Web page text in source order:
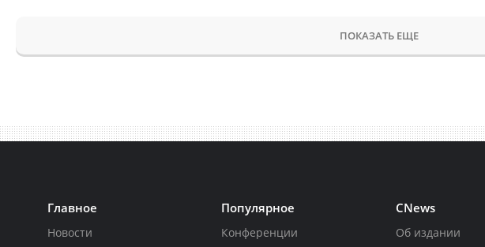
ПОКАЗАТЬ ЕЩЕ
Главное
Новости
Популярное
Конференции
CNews
Об издании